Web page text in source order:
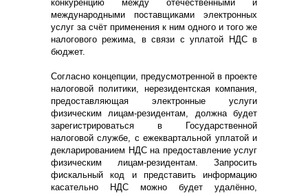
конкуренцию между отечественными и
международными поставщиками электронных
услуг за счёт применения к ним одного и того же
налогового режима, в связи с уплатой НДС в
бюджет.
Согласно концепции, предусмотренной в проекте
налоговой политики, нерезидентская компания,
предоставляющая электронные услуги
физическим лицам-резидентам, должна будет
зарегистрироваться в Государственной
налоговой службе, с ежеквартальной уплатой и
декларированием НДС на предоставление услуг
физическим лицам-резидентам. Запросить
фискальный код и представить информацию
касательно НДС можно будет удалённо,